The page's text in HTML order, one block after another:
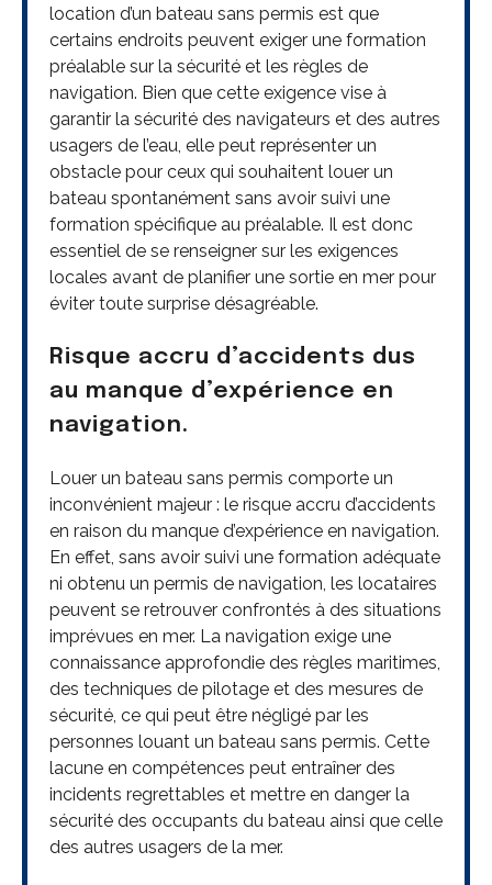
location d’un bateau sans permis est que
certains endroits peuvent exiger une formation
préalable sur la sécurité et les règles de
navigation. Bien que cette exigence vise à
garantir la sécurité des navigateurs et des autres
usagers de l’eau, elle peut représenter un
obstacle pour ceux qui souhaitent louer un
bateau spontanément sans avoir suivi une
formation spécifique au préalable. Il est donc
essentiel de se renseigner sur les exigences
locales avant de planifier une sortie en mer pour
éviter toute surprise désagréable.
Risque accru d’accidents dus
au manque d’expérience en
navigation.
Louer un bateau sans permis comporte un
inconvénient majeur : le risque accru d’accidents
en raison du manque d’expérience en navigation.
En effet, sans avoir suivi une formation adéquate
ni obtenu un permis de navigation, les locataires
peuvent se retrouver confrontés à des situations
imprévues en mer. La navigation exige une
connaissance approfondie des règles maritimes,
des techniques de pilotage et des mesures de
sécurité, ce qui peut être négligé par les
personnes louant un bateau sans permis. Cette
lacune en compétences peut entraîner des
incidents regrettables et mettre en danger la
sécurité des occupants du bateau ainsi que celle
des autres usagers de la mer.